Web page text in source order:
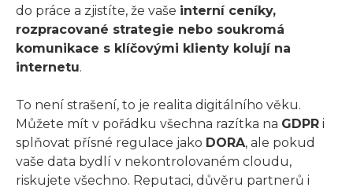
do práce a zjistíte, že vaše interní ceníky,
rozpracované strategie nebo soukromá
komunikace s klíčovými klienty kolují na
internetu.
To není strašení, to je realita digitálního věku.
Můžete mít v pořádku všechna razítka na GDPR i
splňovat přísné regulace jako DORA, ale pokud
vaše data bydlí v nekontrolovaném cloudu,
riskujete všechno. Reputaci, důvěru partnerů i